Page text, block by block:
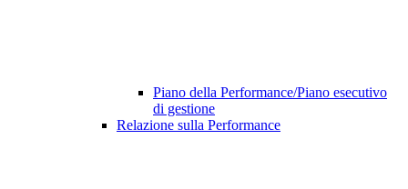
Piano della Performance/Piano esecutivo
di gestione
Relazione sulla Performance